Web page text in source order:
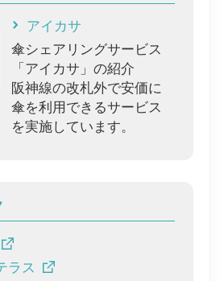
アイカサ
傘シェアリングサービス
「アイカサ」の紹介
阪神線の改札外で安価に
傘を利用できるサービス
を実施しています。
ラス